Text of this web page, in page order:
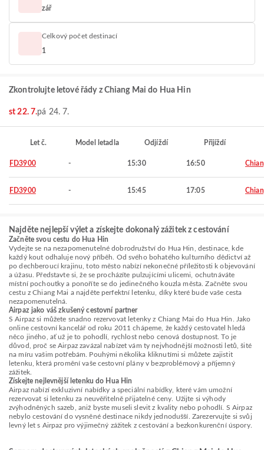
zář
Celkový počet destinací
1
Zkontrolujte letové řády z Chiang Mai do Hua Hin
st 22. 7.pá 24. 7.
Let č. Model letadla Odjíždí Přijíždí
FD3900 - 15:30 16:50
FD3900 - 15:45 17:05
Najděte nejlepší výlet a získejte dokonalý zážitek z cestování
Začněte svou cestu do Hua Hin
Vydejte se na nezapomenutelné dobrodružství do Hua Hin, destinace, kde
každý kout odhaluje nový příběh. Od svého bohatého kulturního dědictví až
po dechberoucí krajinu, toto město nabízí nekonečné příležitosti k objevování
a úžasu. Představte si, že se procházíte pulzujícími ulicemi, ochutnáváte
místní pochoutky a ponoříte se do jedinečného kouzla města. Začněte svou
cestu z Chiang Mai a najděte perfektní letenku, díky které bude vaše cesta
nezapomenutelná.
Airpaz jako váš zkušený cestovní partner
S Airpaz si můžete snadno rezervovat letenky z Chiang Mai do Hua Hin. Jako
online cestovní kancelář od roku 2011 chápeme, že každý cestovatel hledá
něco jiného, ať už je to pohodlí, rychlost nebo cenová dostupnost. To je
důvod, proč se Airpaz zavázal nabízet vám ty nejvhodnější možnosti letů, šité
na míru vašim potřebám. Pouhými několika kliknutími si můžete zajistit
letenku, která promění vaše cestovní plány v bezproblémový a příjemný
zážitek.
Získejte nejlevnější letenku do Hua Hin
Airpaz nabízí exkluzivní nabídky a speciální nabídky, které vám umožní
rezervovat si letenku za neuvěřitelně přijatelné ceny. Užijte si výhody
zvýhodněných sazeb, aniž byste museli slevit z kvality nebo pohodlí. S Airpaz
nebylo cestování do vysněné destinace nikdy jednodušší. Zarezervujte si svůj
levný let s Airpaz pro výjimečný zážitek z cestování a bezkonkurenční úspory.